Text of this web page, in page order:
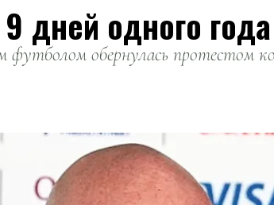
дней одного года
обернулась протестом